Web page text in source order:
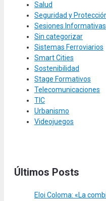
Salud
Seguridad y
Sesiones Informativas
Sin categorizar
Sistemas Ferroviarios
Smart Cities
Sostenibilidad
Stage Formativos
Telecomunicaciones
TIC
Urbanismo
Videojuegos
Últimos Posts
Eloi Coloma: «La